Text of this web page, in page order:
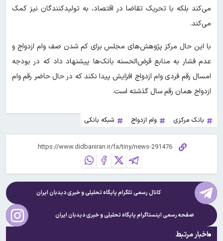
می‌کند بلکه با تحریک تقاضا در اقتصاد، به تولیدکنندگان نیز کمک
می‌کند.
با این حال مرکز پژوهش‌های مجلس برای کم شدن صف وام ازدواج و
عدم فشار به منابع قرض‌الحسنه بانک‌ها پیشنهاد داد که در بودجه
امسال رقم فردی وام ازدواج افزایش پیدا نکند که در حال حاضر رقم وام
ازدواج همان رقم سال گذشته است.
بانک مرکزی وام ازدواج شبکه بانکی
کانال رسمی تلگرام پایگاه تحلیلی و خبریدیدبان ایران
صفحه رسمی اینستاگرام پایگاه تحلیلی و خبریدیدبان ایران
اخبار مرتبط